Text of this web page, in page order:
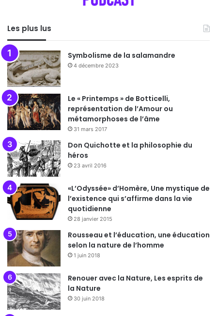
Les plus lus
Symbolisme de la salamandre
4 décembre 2023
Le « Printemps » de Botticelli,
représentation de l’Amour ou
métamorphoses de l’âme
31 mars 2017
Don Quichotte et la philosophie du
héros
23 avril 2016
«L’Odyssée» d’Homère, Une mystique de
l’existence qui s’affirme dans la vie
quotidienne
28 janvier 2015
Rousseau et l’éducation, une éducation
selon la nature de l’homme
1 juin 2018
Renouer avec la Nature, Les esprits de
la Nature
30 juin 2018